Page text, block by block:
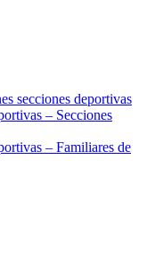
secciones deportivas
– Secciones
– Familiares de